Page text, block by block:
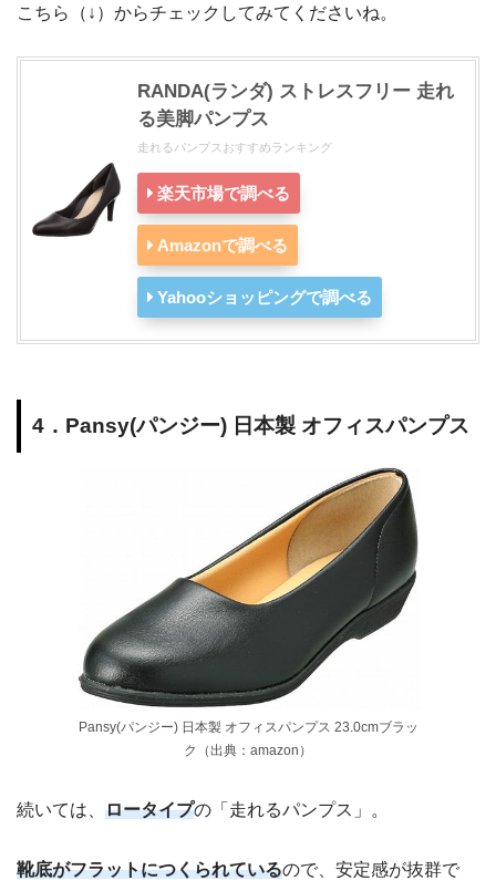
こちら（↓）からチェックしてみてくださいね。
RANDA(ランダ) ストレスフリー 走れ
る美脚パンプス
走れるパンプスおすすめランキング
楽天市場で調べる
Amazonで調べる
Yahooショッピングで調べる
4．Pansy(パンジー) 日本製 オフィスパンプス
Pansy(パンジー) 日本製 オフィスパンプス 23.0cmブラッ
ク（出典：amazon）
続いては、 ロータイプの「走れるパンプス」。
靴底がフラットにつくられているので、安定感が抜群で